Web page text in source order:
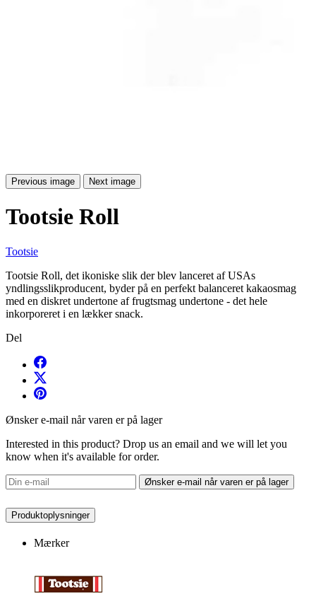
Previous image Next image
Tootsie Roll
Tootsie
Tootsie Roll, det ikoniske slik der blev lanceret af USAs
yndlingsslikproducent, byder på en perfekt balanceret kakaosmag
med en diskret undertone af frugtsmag undertone - det hele
inkorporeret i en lækker snack.
Del
Ønsker e-mail når varen er på lager
Interested in this product? Drop us an email and we will let you
know when it's available for order.
Ønsker e-mail når varen er på lager
Produktoplysninger
Mærker